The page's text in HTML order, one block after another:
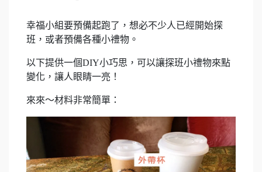
幸福小組要預備起跑了，想必不少人已經開始探
班，或者預備各種小禮物。
以下提供一個DIY小巧思，可以讓探班小禮物來點
變化，讓人眼睛一亮！
來來～材料非常簡單：